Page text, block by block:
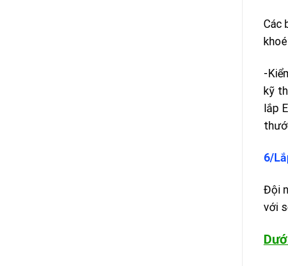
Các
-
kỹ
lắp
6/
Đội
với